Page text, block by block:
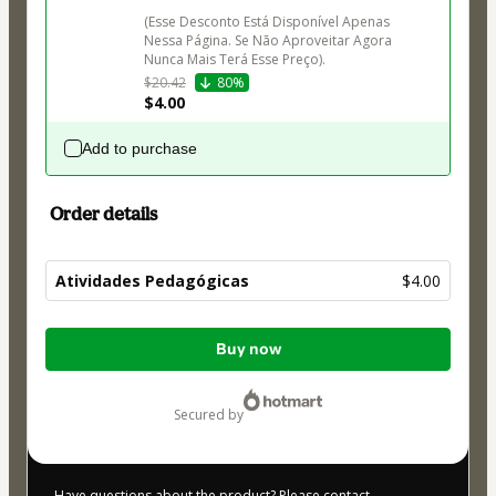
(Esse Desconto Está Disponível Apenas
Nessa Página. Se Não Aproveitar Agora
Nunca Mais Terá Esse Preço).
$20.42
80%
$4.00
Add to purchase
Order details
Atividades Pedagógicas $4.00
Total
Buy now
secured by